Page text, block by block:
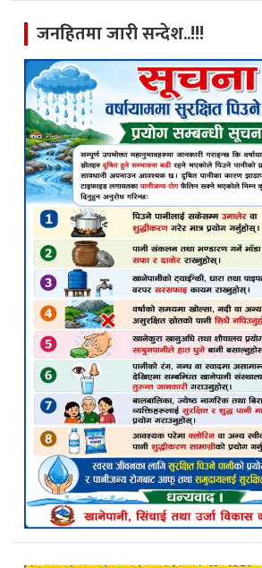
जनहितमा जारी सन्देश..!!!